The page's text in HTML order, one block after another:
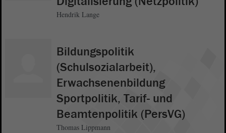
Hendrik Lange
Bildungspolitik
(Schulsozialarbeit),
Erwachsenenbildung
Sportpolitik, Tarif- und
Beamtenpolitik (PersVG)
Thomas Lippmann